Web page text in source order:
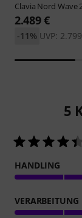
Clavia Nord Wave 2
2.489 €
UVP:
-11%
5
HANDLING
VERARBEITUNG